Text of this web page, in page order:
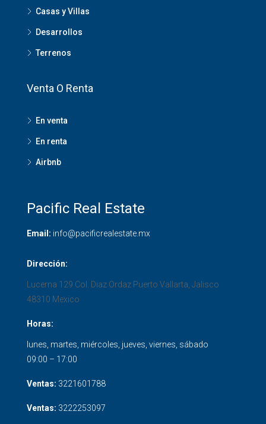
Casas y Villas
Desarrollos
Terrenos
Venta O Renta
En venta
En renta
Airbnb
Pacific Real Estate
Email: info@pacificrealestate.mx
Dirección:
Lucerna 129 Col. Diaz Ordaz Puerto Vallarta, Jalisco
48310 Mexico
Horas:
lunes, martes, miércoles, jueves, viernes, sábado
09:00 – 17:00
Ventas: 3221601788
Ventas: 3222253097